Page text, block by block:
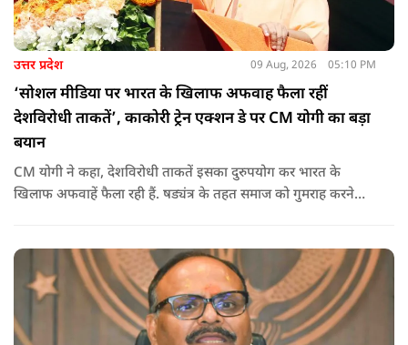
उत्तर प्रदेश 09 Aug, 2026 05:10 PM
‘सोशल मीडिया पर भारत के खिलाफ अफवाह फैला रहीं
देशविरोधी ताकतें’, काकोरी ट्रेन एक्शन डे पर CM योगी का बड़ा
बयान
CM योगी ने कहा, देशविरोधी ताकतें इसका दुरुपयोग कर भारत के
खिलाफ अफवाहें फैला रही हैं. षड्यंत्र के तहत समाज को गुमराह करने